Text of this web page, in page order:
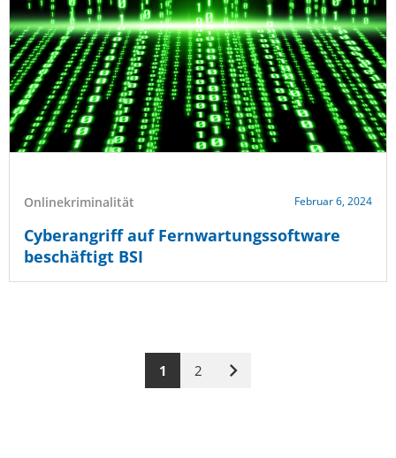
Onlinekriminalität Februar 6, 2024
Cyberangriff auf Fernwartungssoftware
beschäftigt BSI
1 2
Nächste